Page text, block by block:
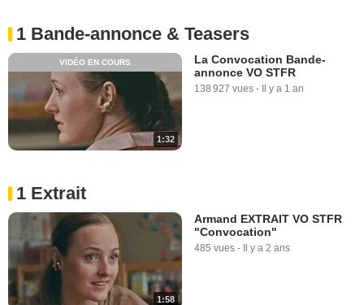
1 Bande-annonce & Teasers
1:32
VIDÉO EN COURS
La Convocation Bande-
annonce VO STFR
138 927 vues - Il y a 1 an
1 Extrait
1:58
Armand EXTRAIT VO STFR
"Convocation"
485 vues - Il y a 2 ans